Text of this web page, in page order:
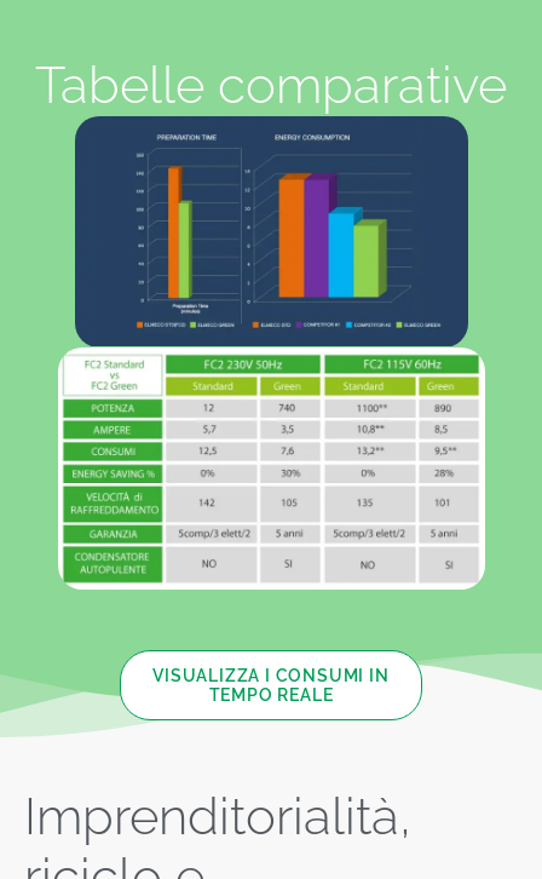
corrispondono a 140 di
propano.
Smaltimento green: minor
impatto per lo smaltimento
Veloce ammortizzamenti
dell’investimento iniziale:
propano è un gas più
economico del freon e
ricariche.
Tabelle comparative